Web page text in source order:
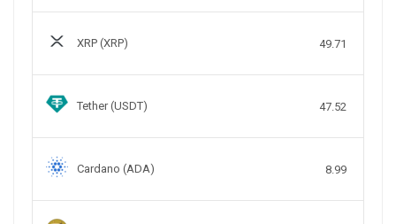
XRP (XRP) 49.71
Tether (USDT) 47.52
Cardano (ADA) 8.99